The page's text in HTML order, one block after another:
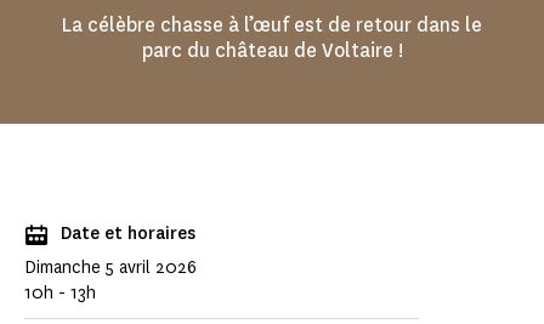
La célèbre chasse à l’œuf est de retour dans le
parc du château de Voltaire !
Date et horaires
Dimanche 5 avril 2026
10h - 13h